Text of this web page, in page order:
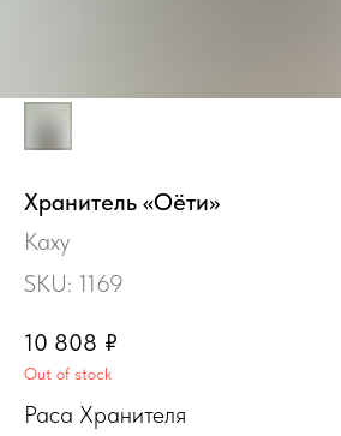
Хранитель «Оёти»
Каху
SKU: 1169
10 808 ₽
Out of stock
Раса Хранителя